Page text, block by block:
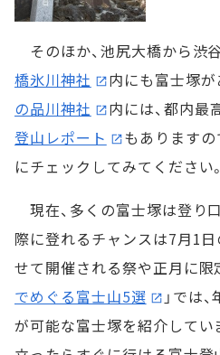
そのほか、池尻大橋から渋
橋氷川神社
内にも富士塚が
の品川神社
内には、都内最
登山レポート
もあります
にチェックしてみてください。
現在、多くの富士塚は登り
際に登れるチャンスは7月1
せて開催される祭や正月に限
でめぐる富士山5選
」では
が可能な富士塚を紹介してい